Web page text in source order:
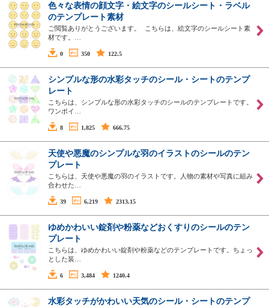
色々な表情の顔文字・絵文字のシールシート・ラベル
のテンプレート素材
ご閲覧ありがとうございます。 こちらは、絵文字のシールシート素
材です。…
0 350 122.5
シンプルな形の水彩タッチのシール・シートのテンプ
レート
こちらは、シンプルな形の水彩タッチのシールのテンプレートです。
ワンポイ…
8 1,825 666.75
天使や悪魔のシンプルな羽のイラストのシールのテン
プレート
こちらは、天使や悪魔の羽のイラストです。人物の素材や写真に組み
合わせた…
39 6,219 2313.15
ゆめかわいい錠剤や粉薬などおくすりのシールのテン
プレート
こちらは、ゆめかわいい錠剤や粉薬などのテンプレートです。ちょっ
とした装…
6 3,484 1240.4
水彩タッチがかわいい天気のシール・シートのテンプ